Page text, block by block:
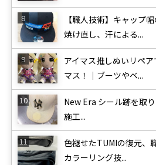
【職人技術】キャップ
焼け直し、汗による...
アイマス推しぬいリペア
マス！｜ブーツやベ...
New Era シール跡を取り
施工...
色褪せたTUMIの復元、
カラーリング技...